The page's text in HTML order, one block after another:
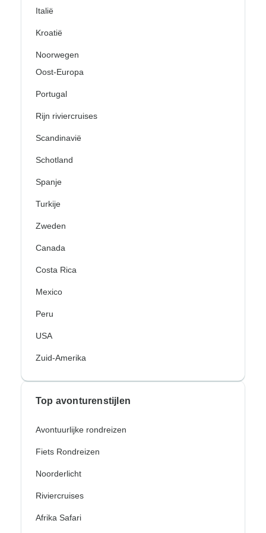
Italië
Kroatië
Noorwegen
Oost-Europa
Portugal
Rijn riviercruises
Scandinavië
Schotland
Spanje
Turkije
Zweden
Canada
Costa Rica
Mexico
Peru
USA
Zuid-Amerika
Top avonturenstijlen
Avontuurlijke rondreizen
Fiets Rondreizen
Noorderlicht
Riviercruises
Afrika Safari